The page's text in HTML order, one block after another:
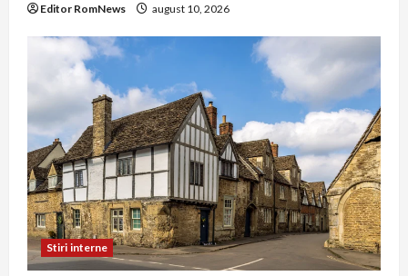
Editor RomNews august 10, 2026
Stiri interne